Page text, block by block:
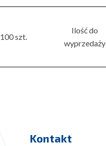
100 szt.
Ilość do
wyprzedaży
Kontakt